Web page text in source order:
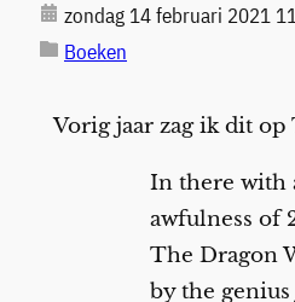
zondag 14 februari 2021
Boeken
Vorig jaar zag ik dit op
In there with
awfulness of
The Dragon
by the